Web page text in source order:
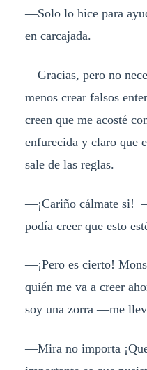
—Solo lo hice para
en carcajada.
—Gracias, pero no
menos crear falsos
creen que me acosté
enfurecida y claro que
sale de las reglas.
—¡Cariño cálmate si!
podía creer que esto
—¡Pero es cierto!
quién me va a creer
soy una zorra —me
—Mira no importa